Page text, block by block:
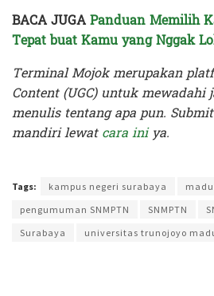
BACA JUGAPanduan Memilih
Tepat buat Kamu yang Nggak
Terminal Mojok merupakan
Content (UGC) untuk
menulis tentang apa pun.
mandiri lewatcara iniya.
Tags: kampus negeri surabaya
pengumuman SNMPTN
SNMPTN
Surabaya
universitas trunojoyo